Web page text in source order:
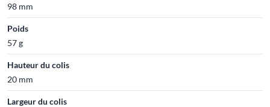
98 mm
Poids
57 g
Hauteur du colis
20 mm
Largeur du colis